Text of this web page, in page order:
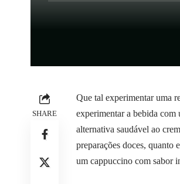
SHARE
Que tal experimentar uma
experimentar a bebida com
alternativa saudável ao
preparações doces, quanto
um cappuccino com sabor